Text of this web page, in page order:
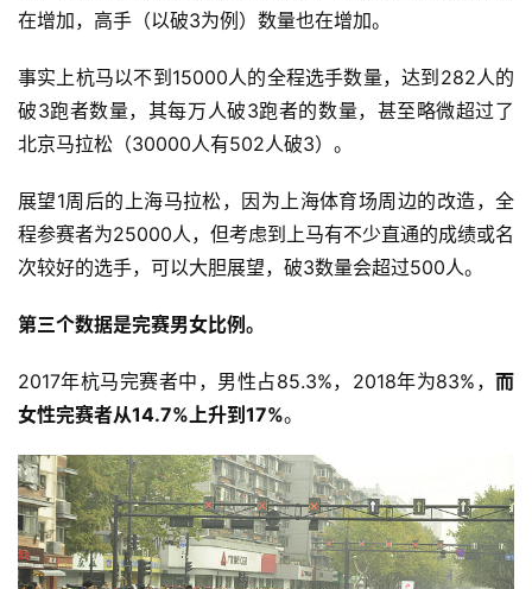
在增加，高手（以破3为例）数量也在增加。
事实上杭马以不到15000人的全程选手数量，达到282人的
破3跑者数量，其每万人破3跑者的数量，甚至略微超过了
北京马拉松（30000人有502人破3）。
展望1周后的上海马拉松，因为上海体育场周边的改造，全
程参赛者为25000人，但考虑到上马有不少直通的成绩或名
次较好的选手，可以大胆展望，破3数量会超过500人。
第三个数据是完赛男女比例。
2017年杭马完赛者中，男性占85.3%，2018年为83%， 而
女性完赛者从14.7%上升到17%。